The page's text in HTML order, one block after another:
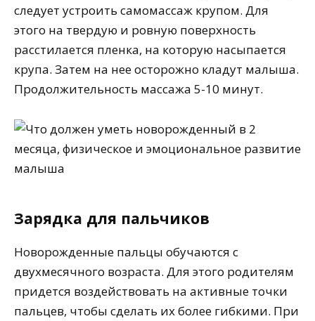
следует устроить самомассаж крупом. Для
этого на твердую и ровную поверхность
расстилается пленка, на которую насыпается
крупа. Затем на нее осторожно кладут малыша.
Продолжительность массажа 5-10 минут.
Зарядка для пальчиков
Новорожденные пальцы обучаются с
двухмесячного возраста. Для этого родителям
придется воздействовать на активные точки
пальцев, чтобы сделать их более гибкими. При